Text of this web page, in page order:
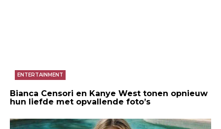
ENTERTAINMENT
Bianca Censori en Kanye West tonen opnieuw
hun liefde met opvallende foto’s